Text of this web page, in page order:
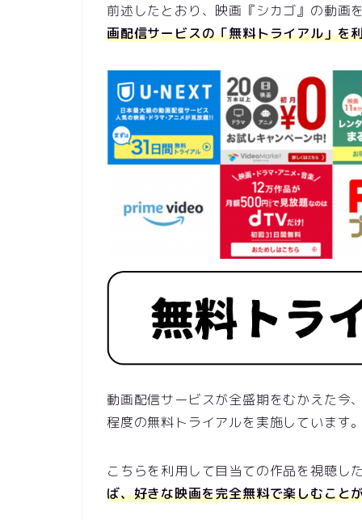
前述したとおり、映画『シカゴ』の動画
画配信サービスの「無料トライアル」を
動画配信サービスが全盛期をむかえた今
程度の無料トライアルを実施しています
こちらを利用して目当ての作品を視聴し
ば、好きな映画を完全無料で楽しむこと